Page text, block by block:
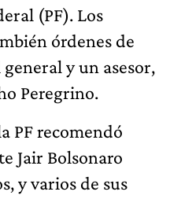
(PF). Los
órdenes de
y un asesor,
Peregrino.
PF recomendó
Jair Bolsonaro
y varios de sus